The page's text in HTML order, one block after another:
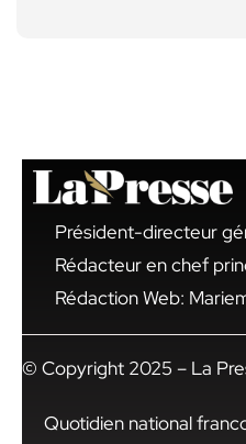
Président-directeur
Rédacteur en chef
Rédaction Web:
© Copyright 2025 – La
Quotidien national